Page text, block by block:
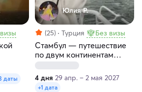
даты
Юлия Р.
(25) Турция Без визы
Стамбул — путешествие
по двум континентам
4 дня 29 апр. – 2 мая 2027
+1 дата